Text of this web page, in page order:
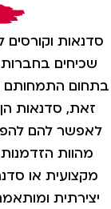
סדנאות וקורסים
שכיחים בחברות
בתחום התמחותם
זאת, סדנאות
לאפשר להם
מהוות
מקצועית או
יצירתית